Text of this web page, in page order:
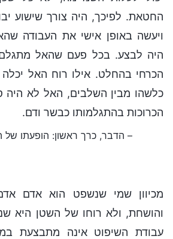
החטאת. לפיכך, היה צורך שישוע
ויעשה באופן אישי את העבודה
היה לבצע. בכל פעם שהאל
הכרחי בהחלט. אילו רוח האל
כלשהו מבין השלבים, האל לא
הכרוכות בהתגלמותו כבשר ודם.
– הדבר, כרך ראשון: הופעתו של
מכיוון שמי שנשפט הוא אדם
והושחת, ולא רוחו של השטן היא
עבודת השיפוט אינה מתבצעת